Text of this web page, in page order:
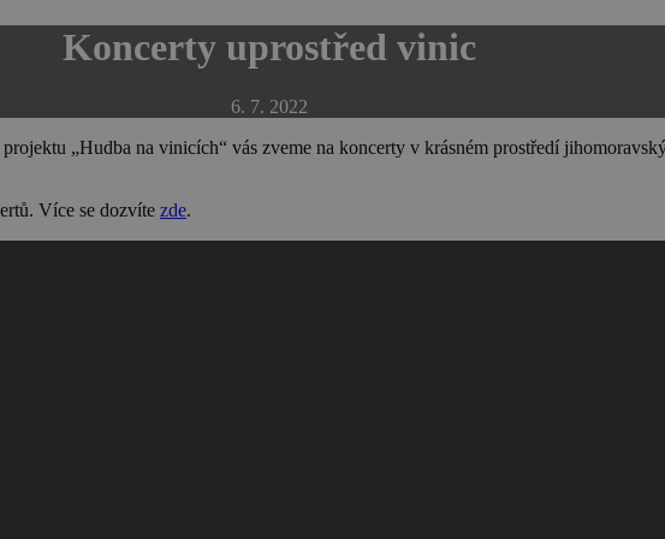
Koncerty uprostřed vinic
6. 7. 2022
„Hudba na vinicích“ vás zveme na koncerty v krásném prostředí
Více se dozvíte zde.